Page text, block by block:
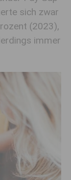
sich zwar
(2023),
immer